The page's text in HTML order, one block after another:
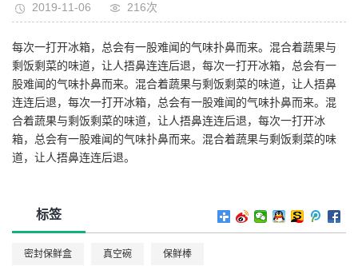
2019-11-06 216次
每次一打开冰箱，总会有一股难闻的气味扑鼻而来。混合着蔬果与
剩饭剩菜的味道，让人捂鼻连连后退，每次一打开冰箱，总会有一
股难闻的气味扑鼻而来。混合着蔬果与剩饭剩菜的味道，让人捂鼻
连连后退，每次一打开冰箱，总会有一股难闻的气味扑鼻而来。混
合着蔬果与剩饭剩菜的味道，让人捂鼻连连后退，每次一打开冰
箱，总会有一股难闻的气味扑鼻而来。混合着蔬果与剩饭剩菜的味
道，让人捂鼻连连后退。
标签
密封保鲜盒 真空碗 保鲜棒